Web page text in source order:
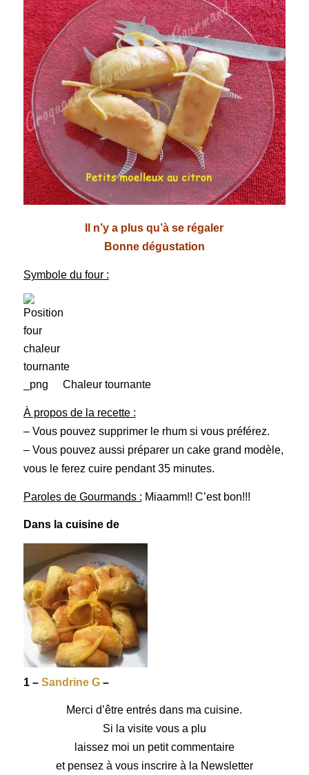
Il n’y a plus qu’à se régaler
Bonne dégustation
Symbole du four :
Chaleur tournante
À propos de la recette :
– Vous pouvez supprimer le rhum si vous préférez.
– Vous pouvez aussi préparer un cake grand modèle,
vous le ferez cuire pendant 35 minutes.
Paroles de Gourmands : Miaamm!! C’est bon!!!
Dans la cuisine de
1 – Sandrine G–
Merci d’être entrés dans ma cuisine.
Si la visite vous a plu
laissez moi un petit commentaire
et pensez à vous inscrire à la Newsletter